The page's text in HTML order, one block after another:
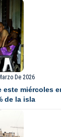
De 2026
este miércoles
de la isla